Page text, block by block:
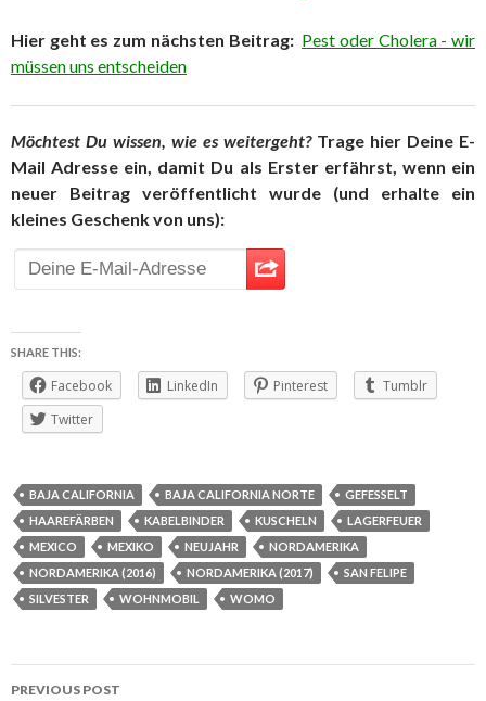
Hier geht es zum nächsten Beitrag: Pest oder Cholera - wir
müssen uns entscheiden
Möchtest Du wissen, wie es weitergeht? Trage hier Deine E-
Mail Adresse ein, damit Du als Erster erfährst, wenn ein
neuer Beitrag veröffentlicht wurde (und erhalte ein
kleines Geschenk von uns):
SHARE THIS:
Facebook LinkedIn Pinterest
Tumblr
Twitter
BAJA CALIFORNIA BAJA CALIFORNIA NORTE
GEFESSELT
HAAREFÄRBEN
KABELBINDER KUSCHELN
LAGERFEUER
MEXICO
MEXIKO NEUJAHR
NORDAMERIKA
NORDAMERIKA (2016)
NORDAMERIKA (2017)
SAN FELIPE
SILVESTER
WOHNMOBIL WOMO
Post
PREVIOUS POST